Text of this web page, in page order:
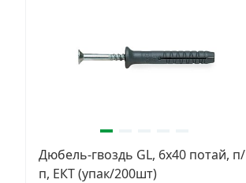
Дюбель-гвоздь GL, 6x40 потай, п/
п, ЕКТ (упак/200шт)